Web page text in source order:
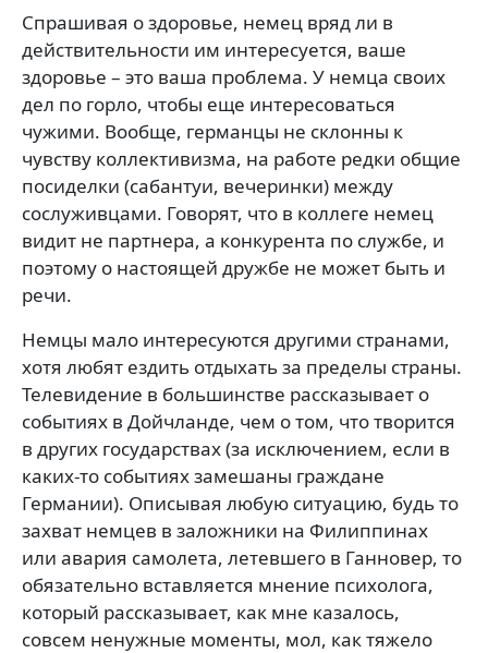
Спрашивая о здоровье, немец вряд ли в
действительности им интересуется, ваше
здоровье – это ваша проблема. У немца своих
дел по горло, чтобы еще интересоваться
чужими. Вообще, германцы не склонны к
чувству коллективизма, на работе редки общие
посиделки (сабантуи, вечеринки) между
сослуживцами. Говорят, что в коллеге немец
видит не партнера, а конкурента по службе, и
поэтому о настоящей дружбе не может быть и
речи.
Немцы мало интересуются другими странами,
хотя любят ездить отдыхать за пределы страны.
Телевидение в большинстве рассказывает о
событиях в Дойчланде, чем о том, что творится
в других государствах (за исключением, если в
каких-то событиях замешаны граждане
Германии). Описывая любую ситуацию, будь то
захват немцев в заложники на Филиппинах
или авария самолета, летевшего в Ганновер, то
обязательно вставляется мнение психолога,
который рассказывает, как мне казалось,
совсем ненужные моменты, мол, как тяжело